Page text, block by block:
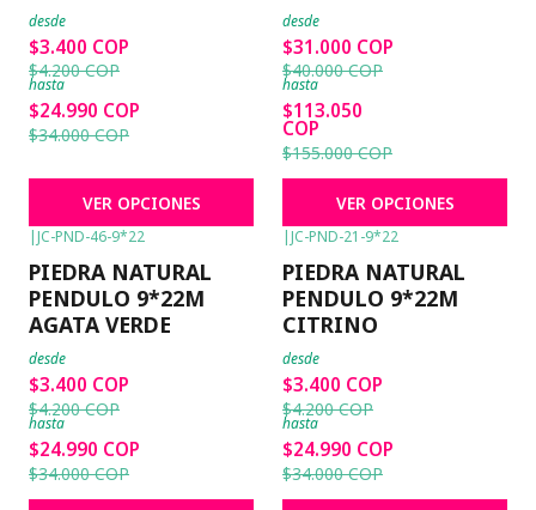
desde
$3.400 COP
$4.200 COP
hasta
$24.990 COP
$34.000 COP
VER OPCIONES
desde
$31.000 COP
$40.000 COP
hasta
$113.050
COP
$155.000 COP
VER OPCIONES
|JC-PND-46-9*22
PIEDRA NATURAL
PENDULO 9*22M
AGATA VERDE
desde
$3.400 COP
$4.200 COP
hasta
$24.990 COP
$34.000 COP
|JC-PND-21-9*22
PIEDRA NATURAL
PENDULO 9*22M
CITRINO
desde
$3.400 COP
$4.200 COP
hasta
$24.990 COP
$34.000 COP